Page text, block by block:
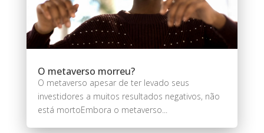
O metaverso morreu?
O metaverso apesar de ter levado seus
investidores a muitos resultados negativos, não
está mortoEmbora o metaverso...